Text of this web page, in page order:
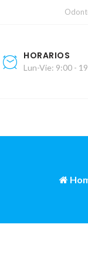
HORARIOS
Lun-Vie: 9:00 -